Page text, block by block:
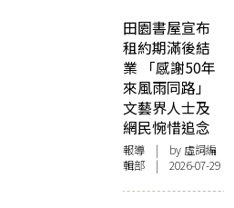
田園書屋宣布
租約期滿後結
業 「感謝50年
來風雨同路」
文藝界人士及
網民惋惜追念
報導 | by 虛詞編
輯部 | 2026-07-29